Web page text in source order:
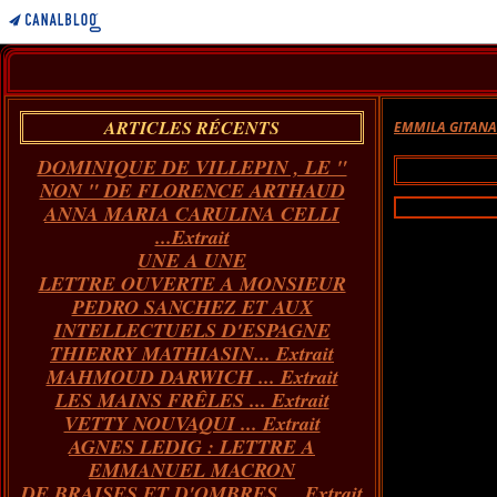
ARTICLES RÉCENTS
DOMINIQUE DE VILLEPIN , LE "
NON " DE FLORENCE ARTHAUD
ANNA MARIA CARULINA CELLI
...Extrait
UNE A UNE
LETTRE OUVERTE A MONSIEUR
PEDRO SANCHEZ ET AUX
INTELLECTUELS D'ESPAGNE
THIERRY MATHIASIN... Extrait
MAHMOUD DARWICH ... Extrait
LES MAINS FRÊLES ... Extrait
VETTY NOUVAQUI ... Extrait
AGNES LEDIG : LETTRE A
EMMANUEL MACRON
EMMILA GITANA